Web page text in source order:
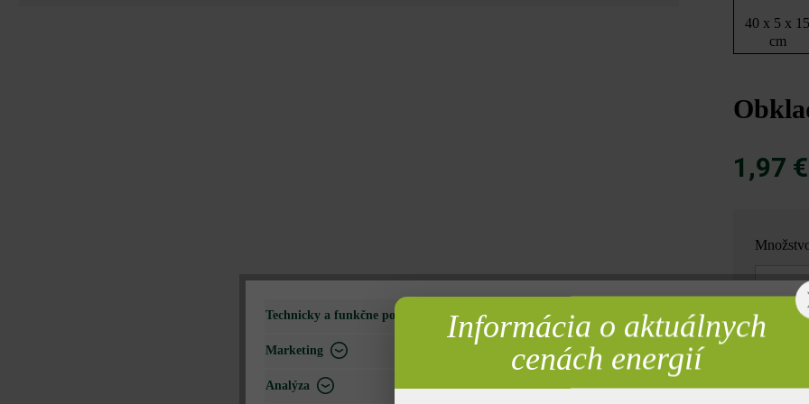
40 x 5 x 15
cm
1,97
= 1 ks za
Technicky a funkčne potrebné
Marketing
Analýza
Informácia o aktuálnych
cenách energií